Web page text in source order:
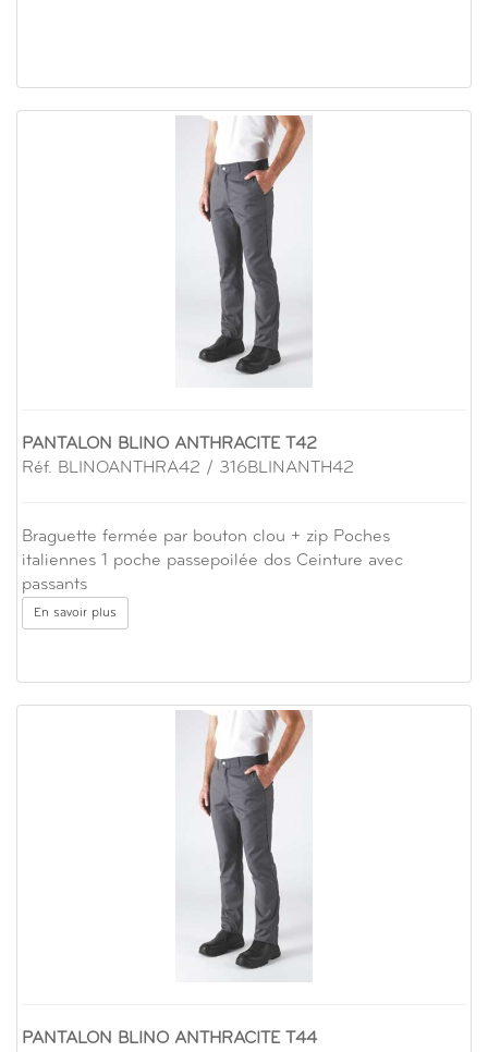
PANTALON BLINO ANTHRACITE T42
Réf. BLINOANTHRA42 / 316BLINANTH42
Braguette fermée par bouton clou + zip Poches
italiennes 1 poche passepoilée dos Ceinture avec
passants
En savoir plus
PANTALON BLINO ANTHRACITE T44